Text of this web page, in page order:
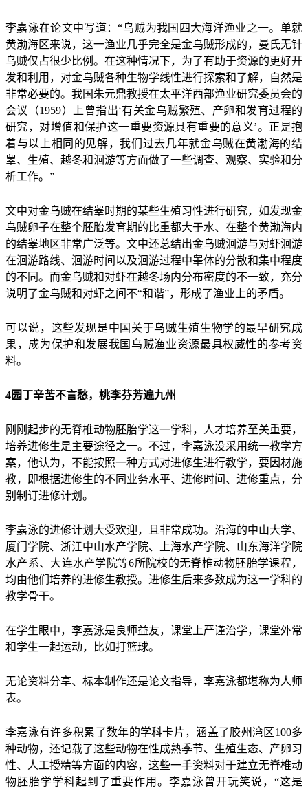
李嘉泳在论文中写道：“乌贼为我国四大海洋渔业之一。单就
黄渤海区来说，这一渔业几乎完全是金乌贼形成的，曼氏无针
乌贼仅占很少比例。在这种情况下，为了有助于资源的更好开
发和利用，对金乌贼各种生物学线性进行探索和了解，自然是
非常必要的。我国朱元鼎教授在太平洋西部渔业研究委员会的
会议（1959）上曾指出‘有关金乌贼繁殖、产卵和发育过程的
研究，对增值和保护这一重要资源具有重要的意义’。正是抱
着与以上相同的见解，我们过去几年就金乌贼在黄渤海的结
睾、生殖、越冬和洄游等方面做了一些调查、观察、实验和分
析工作。”
文中对金乌贼在结睾时期的某些生殖习性进行研究，如发现金
乌贼卵子在整个胚胎发育期的比重都大于水、在整个黄渤海内
的结睾地区非常广泛等。文中还总结出金乌贼洄游与对虾洄游
在洄游路线、洄游时间以及洄游过程中睾体的分散和集中程度
的不同。而金乌贼和对虾在越冬场内分布密度的不一致，充分
说明了金乌贼和对虾之间不“和谐”，形成了渔业上的矛盾。
可以说，这些发现是中国关于乌贼生殖生物学的最早研究成
果，成为保护和发展我国乌贼渔业资源最具权威性的参考资
料。
4园丁辛苦不言愁，桃李芬芳遍九州
刚刚起步的无脊椎动物胚胎学这一学科，人才培养至关重要，
培养进修生是主要途径之一。不过，李嘉泳没采用统一教学方
案，他认为，不能按照一种方式对进修生进行教学，要因材施
教，即根据进修生的不同业务水平、进修时间、进修重点，分
别制订进修计划。
李嘉泳的进修计划大受欢迎，且非常成功。沿海的中山大学、
厦门学院、浙江中山水产学院、上海水产学院、山东海洋学院
水产系、大连水产学院等6所院校的无脊椎动物胚胎学课程，
均由他们培养的进修生教授。进修生后来多数成为这一学科的
教学骨干。
在学生眼中，李嘉泳是良师益友，课堂上严谨治学，课堂外常
和学生一起运动，比如打篮球。
无论资料分享、标本制作还是论文指导，李嘉泳都堪称为人师
表。
李嘉泳有许多积累了数年的学科卡片，涵盖了胶州湾区100多
种动物，还记载了这些动物在性成熟季节、生殖生态、产卵习
性、人工授精等方面的内容，这些一手资料对于建立无脊椎动
物胚胎学学科起到了重要作用。李嘉泳曾开玩笑说，“这是